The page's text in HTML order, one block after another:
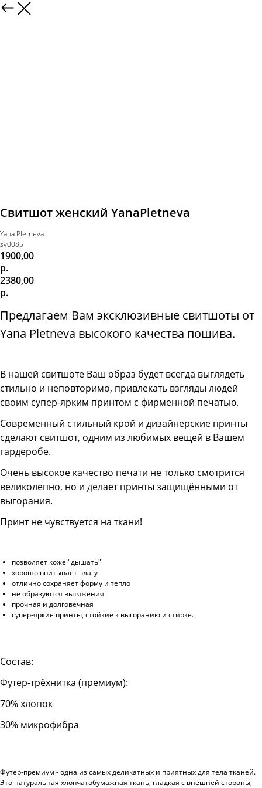
Свитшот женский YanaPletneva
Yana Pletneva
sv0085
1900,00
р.
2380,00
р.
Предлагаем Вам эксклюзивные свитшоты от
Yana Pletneva высокого качества пошива.
В нашей свитшоте Ваш образ будет всегда выглядеть
стильно и неповторимо, привлекать взгляды людей
своим супер-ярким принтом с фирменной печатью.
Современный стильный крой и дизайнерские принты
сделают свитшот, одним из любимых вещей в Вашем
гардеробе.
Очень высокое качество печати не только смотрится
великолепно, но и делает принты защищёнными от
выгорания.
Принт не чувствуется на ткани!
позволяет коже "дышать"
хорошо впитывает влагу
отлично сохраняет форму и тепло
не образуются вытяжения
прочная и долговечная
супер-яркие принты, стойкие к выгоранию и стирке.
Состав:
Футер-трёхнитка (премиум):
70% хлопок
30% микрофибра
Футер-премиум - одна из самых деликатных и приятных для тела тканей.
Это натуральная хлопчатобумажная ткань, гладкая с внешней стороны,